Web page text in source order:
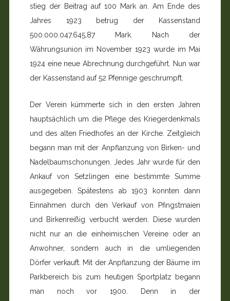
stieg der Beitrag auf 100 Mark an. Am Ende des
Jahres 1923 betrug der Kassenstand
500.000.047.645,87 Mark. Nach der
Währungsunion im November 1923 wurde im Mai
1924 eine neue Abrechnung durchgeführt. Nun war
der Kassenstand auf 52 Pfennige geschrumpft.
Der Verein kümmerte sich in den ersten Jahren
hauptsächlich um die Pflege des Kriegerdenkmals
und des alten Friedhofes an der Kirche. Zeitgleich
begann man mit der Anpflanzung von Birken- und
Nadelbaumschonungen. Jedes Jahr wurde für den
Ankauf von Setzlingen eine bestimmte Summe
ausgegeben. Spätestens ab 1903 konnten dann
Einnahmen durch den Verkauf von Pfingstmaien
und Birkenreißig verbucht werden. Diese wurden
nicht nur an die einheimischen Vereine oder an
Anwohner, sondern auch in die umliegenden
Dörfer verkauft. Mit der Anpflanzung der Bäume im
Parkbereich bis zum heutigen Sportplatz begann
man noch vor 1900. Denn in der